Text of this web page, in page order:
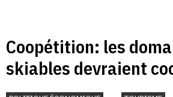
Coopétition: les
skiables devraient
davantage